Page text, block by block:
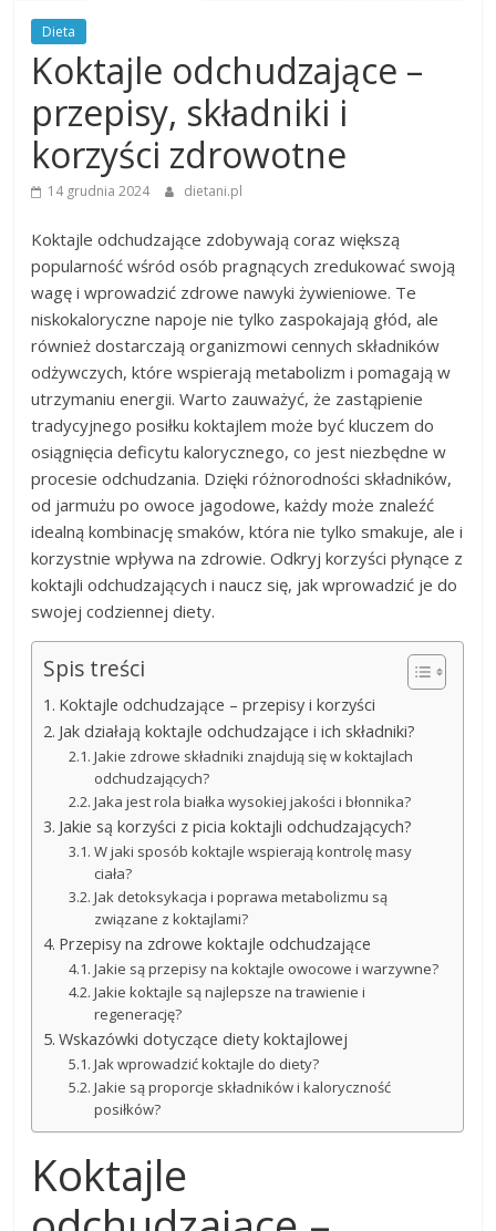
Dieta
Koktajle odchudzające –
przepisy, składniki i
korzyści zdrowotne
14 grudnia 2024 dietani.pl
Koktajle odchudzające zdobywają coraz większą
popularność wśród osób pragnących zredukować swoją
wagę i wprowadzić zdrowe nawyki żywieniowe. Te
niskokaloryczne napoje nie tylko zaspokajają głód, ale
również dostarczają organizmowi cennych składników
odżywczych, które wspierają metabolizm i pomagają w
utrzymaniu energii. Warto zauważyć, że zastąpienie
tradycyjnego posiłku koktajlem może być kluczem do
osiągnięcia deficytu kalorycznego, co jest niezbędne w
procesie odchudzania. Dzięki różnorodności składników,
od jarmużu po owoce jagodowe, każdy może znaleźć
idealną kombinację smaków, która nie tylko smakuje, ale i
korzystnie wpływa na zdrowie. Odkryj korzyści płynące z
koktajli odchudzających i naucz się, jak wprowadzić je do
swojej codziennej diety.
Spis treści
Koktajle odchudzające – przepisy i korzyści
Jak działają koktajle odchudzające i ich składniki?
Jakie zdrowe składniki znajdują się w koktajlach
odchudzających?
Jaka jest rola białka wysokiej jakości i błonnika?
Jakie są korzyści z picia koktajli odchudzających?
W jaki sposób koktajle wspierają kontrolę masy
ciała?
Jak detoksykacja i poprawa metabolizmu są
związane z koktajlami?
Przepisy na zdrowe koktajle odchudzające
Jakie są przepisy na koktajle owocowe i warzywne?
Jakie koktajle są najlepsze na trawienie i
regenerację?
Wskazówki dotyczące diety koktajlowej
Jak wprowadzić koktajle do diety?
Jakie są proporcje składników i kaloryczność
posiłków?
Koktajle